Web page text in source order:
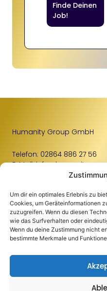
Um dir ein optimales Erlebnis zu
Cookies, um Geräteinformationen
zuzugreifen. Wenn du diesen
wie das Surfverhalten oder
Wenn du deine Zustimmung nicht
bestimmte Merkmale und
Finde Deinen
Job!
Humanity Group GmbH
Telefon: 02864 886 27 56
E-Mail:info@humanity-
Links
Für Unternehmen
Für Bewerbende
Kontakt